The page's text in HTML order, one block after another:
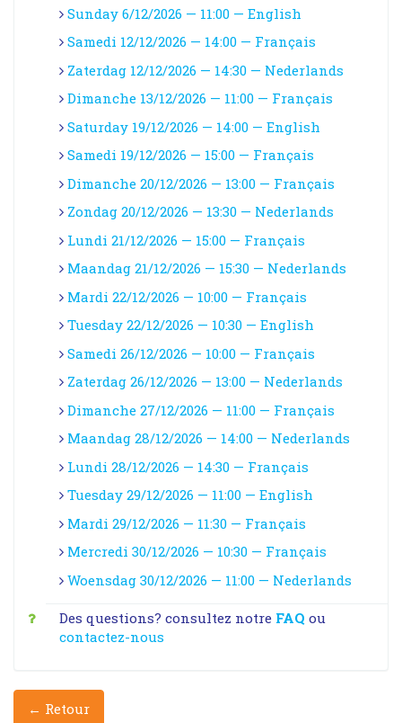
Sunday 6/12/2026 — 11:00 — English
Samedi 12/12/2026 — 14:00 — Français
Zaterdag 12/12/2026 — 14:30 — Nederlands
Dimanche 13/12/2026 — 11:00 — Français
Saturday 19/12/2026 — 14:00 — English
Samedi 19/12/2026 — 15:00 — Français
Dimanche 20/12/2026 — 13:00 — Français
Zondag 20/12/2026 — 13:30 — Nederlands
Lundi 21/12/2026 — 15:00 — Français
Maandag 21/12/2026 — 15:30 — Nederlands
Mardi 22/12/2026 — 10:00 — Français
Tuesday 22/12/2026 — 10:30 — English
Samedi 26/12/2026 — 10:00 — Français
Zaterdag 26/12/2026 — 13:00 — Nederlands
Dimanche 27/12/2026 — 11:00 — Français
Maandag 28/12/2026 — 14:00 — Nederlands
Lundi 28/12/2026 — 14:30 — Français
Tuesday 29/12/2026 — 11:00 — English
Mardi 29/12/2026 — 11:30 — Français
Mercredi 30/12/2026 — 10:30 — Français
Woensdag 30/12/2026 — 11:00 — Nederlands
Des questions? consultez notre FAQ ou
contactez-nous
← Retour